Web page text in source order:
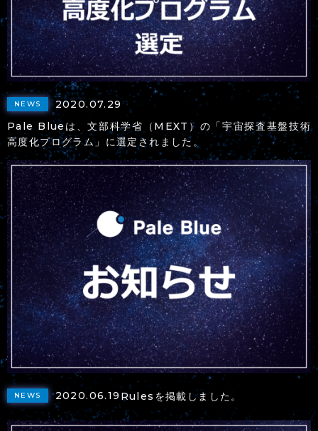
NEWS
2020.07.29
Pale Blueは、文部科学省（MEXT）の「宇宙探査基盤技術
高度化プログラム」に選定されました。
NEWS 2020.06.19 Rulesを掲載しました。